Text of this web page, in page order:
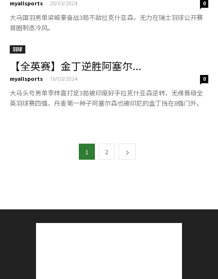
myallsports - 20/03/2024 0
大马国羽男单梁峻豪奋战3局不敌拉克什亚森，无力在瑞士羽球公开赛
首圈制造冷风。
羽球
【全英赛】金丁逆胜阿塞尔...
myallsports - 16/03/2024 0
大马头号男单李梓嘉打足3局被印度好手拉克什亚森逆转，无缘晋级全
英羽球赛四强，丹麦第一种子阿塞尔森也被印尼的金丁挡在8强门外。
1 2